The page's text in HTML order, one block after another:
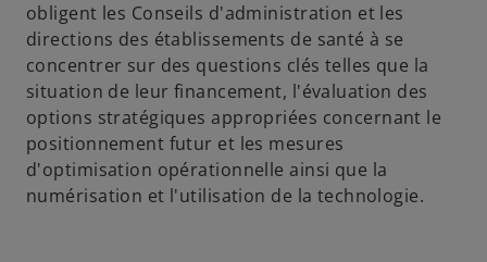
obligent les Conseils d'administration et les
directions des établissements de santé à se
concentrer sur des questions clés telles que la
situation de leur financement, l'évaluation des
options stratégiques appropriées concernant le
positionnement futur et les mesures
d'optimisation opérationnelle ainsi que la
numérisation et l'utilisation de la technologie.
s
’
o
u